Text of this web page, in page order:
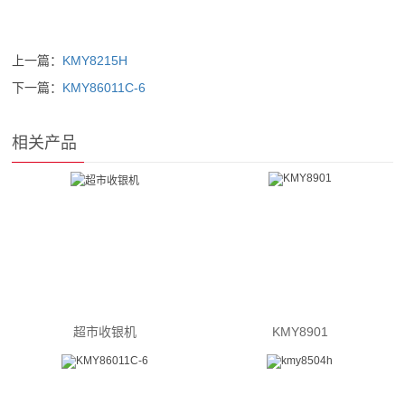
上一篇： KMY8215H
下一篇： KMY86011C-6
相关产品
超市收银机 KMY8901